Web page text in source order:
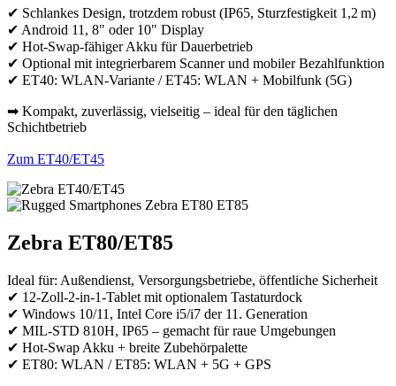
✔ Schlankes Design, trotzdem robust (IP65, Sturzfestigkeit 1,2 m)
✔ Android 11, 8" oder 10" Display
✔ Hot-Swap-fähiger Akku für Dauerbetrieb
✔ Optional mit integrierbarem Scanner und mobiler Bezahlfunktion
✔ ET40: WLAN-Variante / ET45: WLAN + Mobilfunk (5G)
➡ Kompakt, zuverlässig, vielseitig – ideal für den täglichen
Schichtbetrieb
Zum ET40/ET45
Zebra ET80/ET85
Ideal für: Außendienst, Versorgungsbetriebe, öffentliche Sicherheit
✔ 12-Zoll-2-in-1-Tablet mit optionalem Tastaturdock
✔ Windows 10/11, Intel Core i5/i7 der 11. Generation
✔ MIL-STD 810H, IP65 – gemacht für raue Umgebungen
✔ Hot-Swap Akku + breite Zubehörpalette
✔ ET80: WLAN / ET85: WLAN + 5G + GPS